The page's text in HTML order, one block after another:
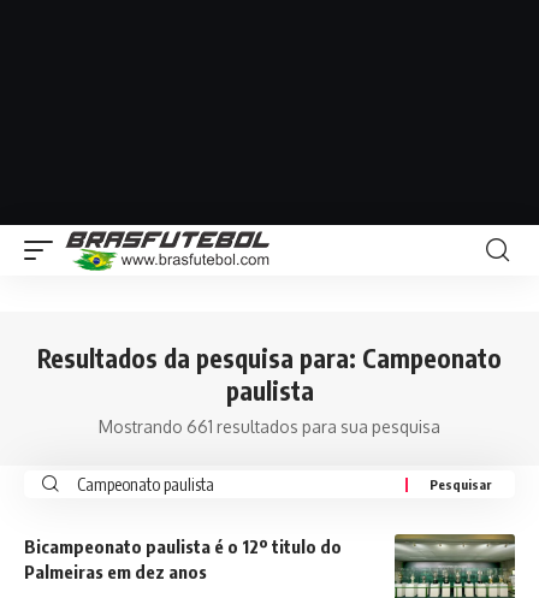
Resultados da pesquisa para: Campeonato
paulista
Mostrando 661 resultados para sua pesquisa
Pesquisar
Bicampeonato paulista é o 12º titulo do
Palmeiras em dez anos